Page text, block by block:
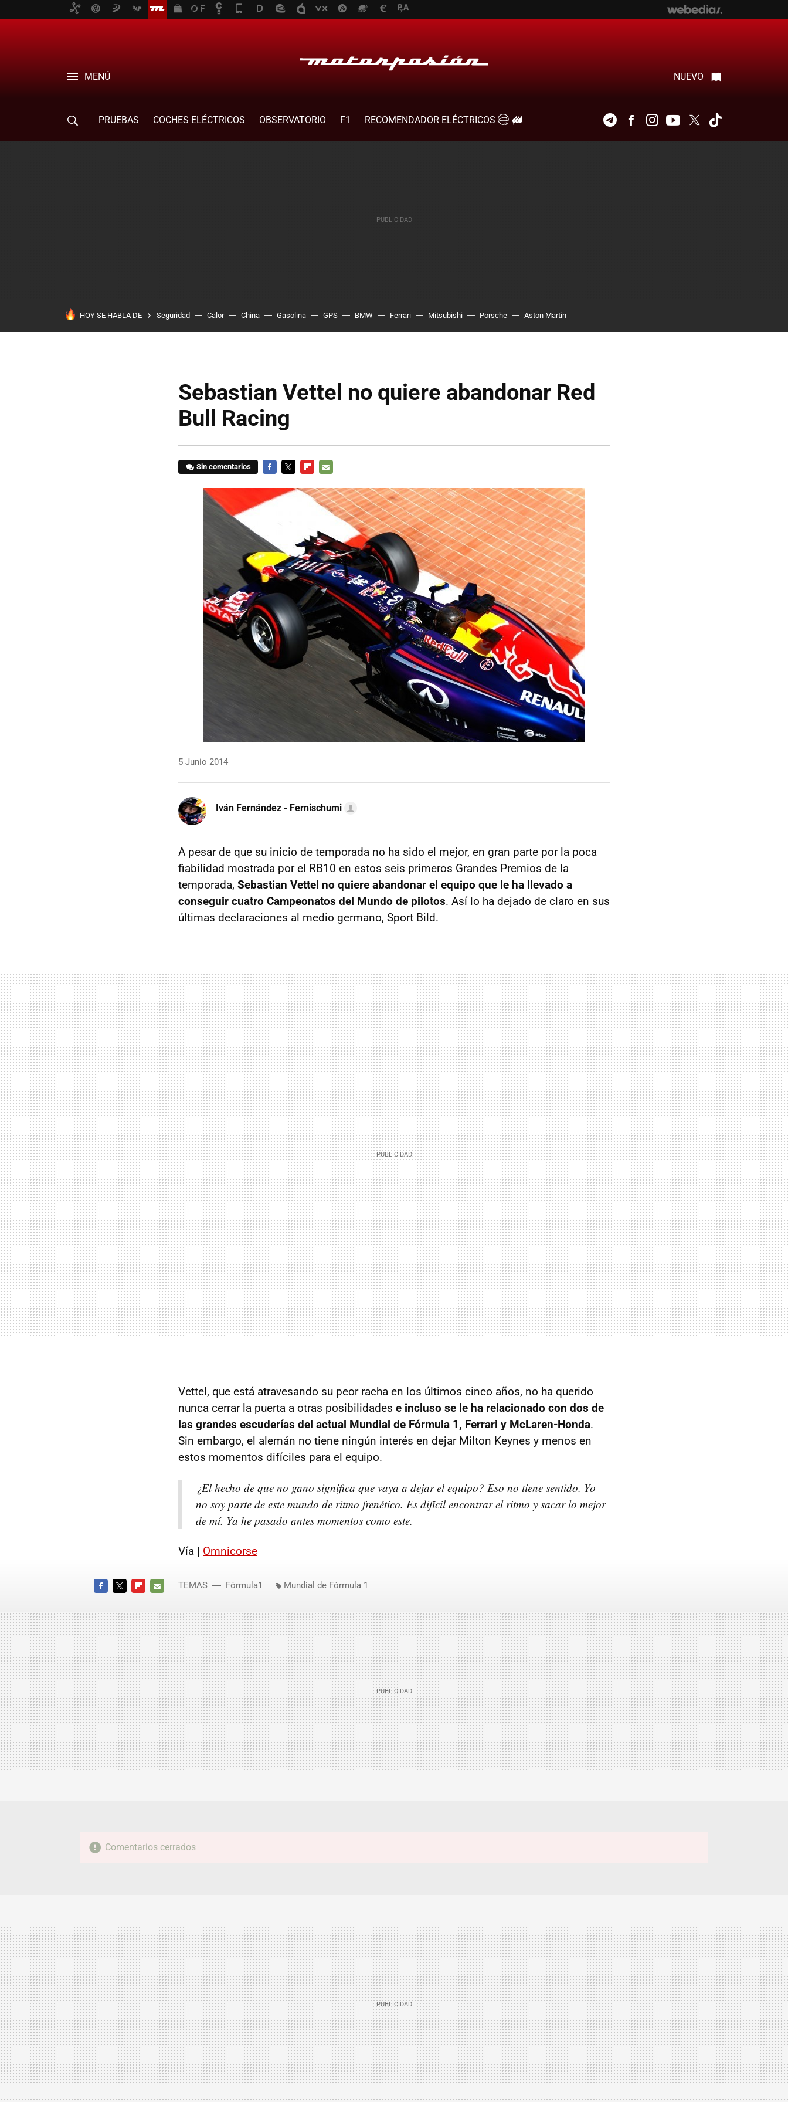
MENÚ NUEVO
PRUEBAS COCHES ELÉCTRICOS OBSERVATORIO F1
RECOMENDADOR ELÉCTRICOS
TelegramFacebookInstagramYoutubeTwitter
HOY SE HABLA DE Seguridad Calor China Gasolina GPS BMW Ferrari Mitsubishi Porsche Aston Martin
Sebastian Vettel no quiere abandonar Red
Bull Racing
Sin comentarios
MAIL
5 Junio 2014
Iván Fernández - Fernischumi
A pesar de que su inicio de temporada no ha sido el mejor, en gran parte por la poca
fiabilidad mostrada por el RB10 en estos seis primeros Grandes Premios de la
temporada, Sebastian Vettel no quiere abandonar el equipo que le ha llevado a
conseguir cuatro Campeonatos del Mundo de pilotos. Así lo ha dejado de claro en sus
últimas declaraciones al medio germano, Sport Bild.
Vettel, que está atravesando su peor racha en los últimos cinco años, no ha querido
nunca cerrar la puerta a otras posibilidades e incluso se le ha relacionado con dos de
las grandes escuderías del actual Mundial de Fórmula 1, Ferrari y McLaren-Honda.
Sin embargo, el alemán no tiene ningún interés en dejar Milton Keynes y menos en
estos momentos difíciles para el equipo.
¿El hecho de que no gano significa que vaya a dejar el equipo? Eso no tiene sentido. Yo
no soy parte de este mundo de ritmo frenético. Es difícil encontrar el ritmo y sacar lo mejor
de mí. Ya he pasado antes momentos como este.
Vía | Omnicorse
MAIL
TEMAS Fórmula1 Mundial de Fórmula 1
Comentarios cerrados